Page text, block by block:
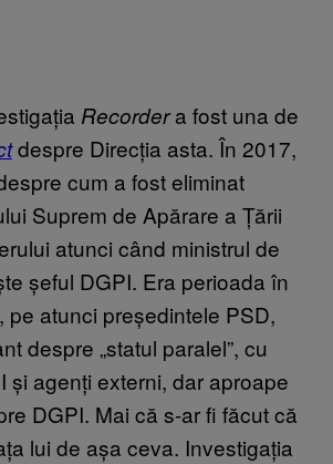
Recordera fost una de
despre Direcția asta. În 2017,
cum a fost eliminat
Suprem de Apărare a Țării
atunci când ministrul de
șeful DGPI. Era perioada în
pe atunci președintele PSD,
despre „statul paralel”, cu
și agenți externi, dar aproape
DGPI. Mai că s-ar fi făcut că
lui de așa ceva. Investigația